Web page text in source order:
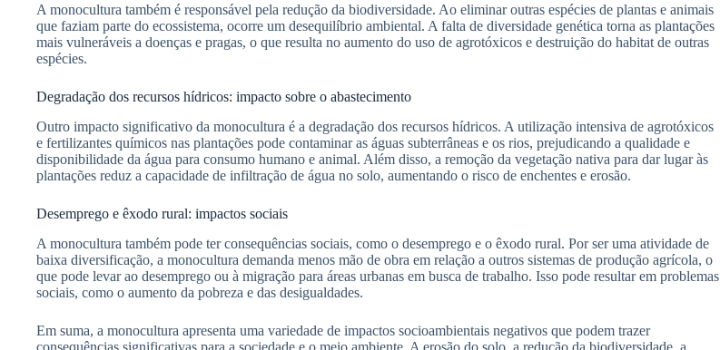
A monocultura também é responsável pela redução da biodiversidade. Ao eliminar outras espécies de plantas e animais
que faziam parte do ecossistema, ocorre um desequilíbrio ambiental. A falta de diversidade genética torna as plantações
mais vulneráveis a doenças e pragas, o que resulta no aumento do uso de agrotóxicos e destruição do habitat de outras
espécies.
Degradação dos recursos hídricos: impacto sobre o abastecimento
Outro impacto significativo da monocultura é a degradação dos recursos hídricos. A utilização intensiva de agrotóxicos
e fertilizantes químicos nas plantações pode contaminar as águas subterrâneas e os rios, prejudicando a qualidade e
disponibilidade da água para consumo humano e animal. Além disso, a remoção da vegetação nativa para dar lugar às
plantações reduz a capacidade de infiltração de água no solo, aumentando o risco de enchentes e erosão.
Desemprego e êxodo rural: impactos sociais
A monocultura também pode ter consequências sociais, como o desemprego e o êxodo rural. Por ser uma atividade de
baixa diversificação, a monocultura demanda menos mão de obra em relação a outros sistemas de produção agrícola, o
que pode levar ao desemprego ou à migração para áreas urbanas em busca de trabalho. Isso pode resultar em problemas
sociais, como o aumento da pobreza e das desigualdades.
Em suma, a monocultura apresenta uma variedade de impactos socioambientais negativos que podem trazer
consequências significativas para a sociedade e o meio ambiente. A erosão do solo, a redução da biodiversidade, a